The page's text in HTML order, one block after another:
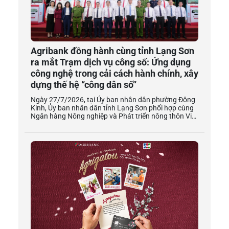
Agribank đồng hành cùng tỉnh Lạng Sơn
ra mắt Trạm dịch vụ công số: Ứng dụng
công nghệ trong cải cách hành chính, xây
dựng thế hệ “công dân số”
Ngày 27/7/2026, tại Ủy ban nhân dân phường Đông Kinh, Ủy ban nhân dân tỉnh Lạng Sơn phối hợp cùng Ngân hàng Nông nghiệp và Phát triển nông thôn Việt Nam (Agribank) tổ chức Lễ khai trương mô hình Trạm dịch vụ công số. Sự kiện đánh dấu một cột mốc quan trọng trong lộ trình hiện đại hóa hành chính công của tỉnh, đồng thời khẳng định vị thế tiên phong của Agribank trong việc đồng hành cùng Chính phủ và các địa phương thúc đẩy chuyển đổi số quốc gia, xây dựng chính phủ số, xã hội số và kinh tế số. Tham dự buổi lễ có đồng chí Đại tá Trần Hồng Phú - Phó Bí thư Đảng ủy, Phó Cục trưởng Cục Cảnh sát quản lý hành chính về trật tự xã hội (C06) - Bộ Công an; đồng chí Vi Thị Hoa - Phó Giám đốc Ngân hàng Nhà nước khu vực 5 - Ngân hàng Nhà nước Việt Nam. Về phía tỉnh Lạng Sơn có đồng chí Hoàng Quốc Khánh - Ủy viên Trung ương Đảng, Bí thư Tỉnh ủy; đồng chí Nguyễn Cảnh Toàn - Phó Bí thư Tỉnh ủy, Chủ tịch Ủy ban nhân dân tỉnh; đồng chí Dương Xuân Huyên - Ủy viên Ban thường vụ Tỉnh ủy, Phó Chủ tịch thường trực Hội đồng nhân dân tỉnh; đồng chí Nguyễn Quốc Khánh - Ủy viên Ban thường vụ Tỉnh ủy, Trưởng ban Tuyên giáo và Dân vận Tỉnh ủy; đồng chí Đoàn Thanh Sơn - Tỉnh ủy viên, Phó Chủ tịch Ủy ban nhân dân tỉnh; đồng chí Phùng Quang Hội - Ủy viên Ban thường vụ Tỉnh ủy, Bí thư Đảng ủy phường Đông Kinh; đồng chí Nguyễn Quang Huy - Tỉnh ủy viên, Giám đốc Sở Khoa học và Công nghệ; đồng chí Thượng tá Nguyễn Hữu Đức - Phó Giám đốc Công an tỉnh. Về phía Agribank có sự tham dự của đồng chí Tô Huy Vũ - Bí thư Đảng ủy, Chủ tịch Hội đồng thành viên; các đồng chí thành viên Hội đồng thành viên: Trần Văn Dũng, Nguyễn Minh Phương, Nguyễn Thị Thảo, Từ Thị Kim Thanh, Phạm Đức Tuấn; các đồng chí Phó Tổng Giám đốc; Thành viên Ban Kiểm soát; Lãnh đạo các Ban, Trung tâm, Đơn vị tại Trụ sở chính và lãnh đạo Agribank Chi nhánh Lạng Sơn. Tham dự sự kiện còn có các đồng chí thành viên Ban Chỉ đạo phát triển khoa học, công nghệ, đổi mới sáng tạo, chuyển đổi số và Đề án 06 tỉnh; các đồng chí Lãnh đạo các sở, ban, ngành tỉnh, Ngân hàng nhà nước chi nhánh khu vực 5, Đảng ủy, Ủy ban nhân dân các xã, phường và Trung tâm Phục vụ hành chính công cấp tỉnh, cấp xã; các đơn vị phối hợp triển khai; cùng hơn 150 đại biểu khách mời. Đồng chí Tô Huy Vũ - Bí thư Đảng ủy, Chủ tịch Hội đồng thành viên Agribank phát biểu tại buổi lễ Hiện thực hóa Đề án 06 của Chính phủ, đưa tiện ích số đến gần hơn với người dân vùng cao Trạm dịch vụ công số do Agribank tài trợ là giải pháp ứng dụng trí tuệ nhân tạo (AI) và công nghệ nhận dạng thông minh tiên tiến, giúp tự động hóa quy trình cấp bản sao số và thực hiện dịch vụ công trực tuyến. Việc tài trợ và đưa vào vận hành 10 Trạm dịch vụ công số tại Lạng Sơn thể hiện tinh thần quyết tâm của Agribank trong việc triển khai Đề án 06 của Chính phủ (Đề án phát triển ứng dụng dữ liệu về dân cư, định danh và xác thực điện tử phục vụ chuyển đổi số quốc gia). Trạm Dịch vụ công số đi vào vận hành giúp đơn giản hóa quy trình giải quyết thủ tục hành chính tại cơ sở. Với hệ thống trang thiết bị hiện đại, tích hợp công nghệ xác thực định danh điện tử qua căn cước công dân gắn chip và ứng dụng VNeID, người dân có thể tự nộp hồ sơ, tra cứu tiến độ xử lý thủ tục hành chính công ngay tại Trạm, hoàn toàn chủ động thực hiện các dịch vụ công trực tuyến, tra cứu thông tin và tiếp cận các dịch vụ ngân hàng số an toàn, thuận tiện, bảo mật, minh bạch. Mô hình không chỉ giúp tiết kiệm thời gian, chi phí đi lại cho bà con nhân dân mà còn đóng vai trò như một điểm kết nối, nâng cao kỹ năng số cho cộng đồng, từng bước hình thành thế hệ “công dân số” tại địa phương; đồng thời là cầu nối trực tiếp giúp chính quyền địa phương nâng cao chỉ số cải cách hành chính, tạo đà phát triển bền vững cho nền kinh tế số. Phát biểu tại buổi lễ, đồng chí Đại tá Trần Hồng Phú - Phó Bí thư Đảng ủy, Phó Cục trưởng Cục Cảnh sát Quản lý hành chính về trật tự xã hội - Bộ Công an đánh giá việc ra mắt Hệ thống Trạm dịch vụ công số ứng dụng dữ liệu dân cư, định danh và xác thực điện tử VNeID tại tỉnh Lạng Sơn có ý nghĩa đặc biệt quan trọng trong tiến trình chuyển đổi số phục vụ người dân và doanh nghiệp. Là mô hình tiêu biểu của Hệ sinh thái Kiosk đa tiện ích do Cục Cảnh sát quản lý hành chính về trật tự xã hội chủ trì phối hợp với các đơn vị liên quan triển khai thực hiện, Trạm dịch vụ công số không chỉ là giải pháp góp phần giảm tải cho đội ngũ cán bộ tại các Trung tâm Phục vụ hành chính công mà còn tạo điều kiện để người dân tiếp cận các dịch vụ công nhanh chóng, thuận tiện, minh bạch và hiện đại hơn. Đại tá Trần Hồng Phú khẳng định: Với vai trò là đơn vị quản lý, vận hành hệ thống dữ liệu dân cư, định danh và xác thực điện tử quốc gia, Cục Cảnh sát Quản lý hành chính về trật tự xã hội bảo đảm mọi giao dịch được thực hiện trên các mô hình Kiosk đều đáp ứng nguyên tắc: Đúng người - Đúng dữ liệu - Đúng quy trình - Đúng pháp luật. Đây là nền tảng cốt lõi để xây dựng niềm tin số, bảo đảm an ninh, an toàn thông tin và thúc đẩy phát triển các dịch vụ số phục vụ người dân. Đại tá Trần Hồng Phú - Phó Bí thư Đảng ủy, Phó Cục trưởng Cục Cảnh sát Quản lý hành chính về trật tự xã hội - Bộ Công an phát biểu tại buổi lễ “Lạng Sơn là địa phương đầu tiên tại khu vực miền núi phía Bắc triển khai đồng bộ 10 Trạm dịch vụ công số. Điều này thể hiện quyết tâm mạnh mẽ của tỉnh trong việc tiên phong ứng dụng công nghệ số vào cải cách hành chính, đồng thời khẳng định vai trò tiên phong của tỉnh Lạng Sơn trong xây dựng chính quyền số, đô thị thông minh và phát triển kinh tế số tại khu vực miền núi phía Bắc” - Đại tá Trần Hồng Phú nhấn mạnh. Bước đi chiến lược, phù hợp vị trí chiến lược quan trọng về kinh tế - xã hội tỉnh Lạng Sơn Lộ trình đưa Trạm dịch vụ công số đến với các vùng miền cả nước là minh chứng sinh động cho năng lực công nghệ và tinh thần phụng sự của Agribank. Trước khi cập bến Lạng Sơn, mô hình này đã khẳng định hiệu quả vượt trội với: 51 Trạm dịch vụ công số được đi vào vận hành ổn định tại 5 tỉnh/thành phố trọng điểm (Hà Nội, Thanh Hóa, Quảng Ninh, Ninh Bình, Đà Nẵng); hơn 60.000 lượt người dân đã tiếp cận, trải nghiệm và sử dụng thành thạo các dịch vụ công trực tuyến cũng như dịch vụ tài chính hiện đại. Kết quả này không chỉ chứng minh hiệu quả của mô hình, mà còn tiếp tục nâng cao hình ảnh, vị thế thương hiệu Agribank - Ngân hàng vì cộng đồng, quyết tâm, chủ động đem giải pháp công nghệ hiện đại phục vụ Nhân dân cả nước. Lạng Sơn là địa phương có vị trí chiến lược đặc biệt quan trọng trong không gian phát triển và an ninh quốc phòng của đất nước. Đây không chỉ là cửa ngõ quốc tế, cầu nối kinh tế huyết mạch kết nối giao thương giữa Việt Nam, các nước ASEAN với thị trường Trung Quốc rộng lớn; mà còn là điểm sáng thúc đẩy phát triển kinh tế cửa khẩu, du lịch và dịch vụ logistics phía Bắc. Đồng thời, đây cũng là tỉnh có truyền thống đổi mới mạnh mẽ, liên tục nhiều năm liền khẳng định vị thế vững chắc trong Top 10 bảng xếp hạng Chuyển đổi số (DTI) toàn quốc, thể hiện tinh thần chủ động, nhạy bén và tiên phong trong việc đón đầu các mô hình công nghệ mới. Việc Agribank tiếp tục đồng hành, tài trợ 10 Trạm dịch vụ công số tại tỉnh Lạng Sơn là bước đi đúng đắn - đúng lúc, đúng chỗ và trúng nhu cầu, phù hợp hoàn hảo với đặc thù kinh tế - xã hội của địa phương. Báo cáo kết quả công tác phối hợp triển khai Trạm dịch vụ công số, đồng chí Nguyễn Quang Huy - Tỉnh ủy viên, Giám đốc Sở Khoa học và Công nghệ tỉnh Lạng Sơn cho biết: Sau khi triển khai mô hình chính quyền địa phương hai cấp, với hệ thống mạng lưới gồm Trung tâm Phục vụ hành chính công tỉnh và 65 Trung tâm Phục vụ hành chính công cấp xã, phường, áp lực và nhu cầu giải quyết thủ tục hành chính trực tuyến, số hóa hồ sơ tại cơ sở là vô cùng lớn. Bình quân mỗi tháng cấp xã phát sinh khoảng 8.600 hồ sơ thủ tục hành chính, đi kèm nhu cầu thực tế của người dân mong muốn được tiếp cận, giải quyết thủ tục trên môi trường điện tử ngoài giờ hành chính một cách thuận tiện. Trước yêu cầu cấp thiết đó, bám sát chỉ đạo tại Kế hoạch số 265/KH-UBND ngày 06/7/2026 của Ủy ban nhân dân tỉnh, Sở Khoa học và Công nghệ đã phát huy vai trò đầu mối tham mưu, chủ trì phối hợp chặt chẽ với Văn phòng Ủy ban nhân dân tỉnh, Công an tỉnh, Agribank Chi nhánh Lạng Sơn, VNPT Lạng Sơn và Công ty Cổ phần Đầu tư và Kỹ thuật Công nghệ Phương Đông để khẩn trương triển khai đồng bộ các nhiệm vụ theo đúng lộ trình đề ra. 10 Kiosk thông minh phục vụ thí điểm đã hoàn tất công tác tập kết và cấu hình hệ thống. Sở Khoa học và công nghệ tỉnh Lạng Sơn đã đưa vào vận hành thử nghiệm 01 Trạm dịch vụ công số trực tiếp tại Trung tâm Phục vụ hành chính công phường Đông Kinh để phục vụ đại biểu, nhân dân trải nghiệm và tập huấn thực tế. Xác định an toàn thông tin là yếu tố cốt lõi, dưới sự phối hợp thẩm định và rà quét bảo mật chuyên sâu của Công an tỉnh, hệ thống đã hoàn tất quy trình kết nối Cơ sở dữ liệu quốc gia về dân cư và tích hợp định danh điện tử VNeID, bảo đảm an ninh mạng trước khi vận hành. Mô hình Trạm dịch vụ công số là sự kết hợp của 03 yếu tố tại một điểm phục vụ duy nhất: Hành chính - Pháp lý - Tài chính. Tại đây, nhiều quy trình được chuẩn hóa, nhiều thủ tục được rút ngắn từ 10 - 15 phút xuống còn 3 - 5 phút. Trong đó, người dân vừa có thể tiếp cận dịch vụ hành chính công hiện đại, xác thực thông tin, được cấp bản sao số tài liệu điện tử có giá trị pháp lý, tra cứu tình trạng hồ sơ; vừa sử dụng các dịch vụ tài chính - ngân hàng thiết yếu, thanh toán không dùng tiền mặt một cách thuận tiện, an toàn. Việc đưa vào vận hành 10 Trạm dịch vụ công số giúp hợp nhất dữ liệu dân cư, định danh số, thủ tục trực tuyến với hạ tầng thanh toán không tiền mặt. Hệ thống này sẽ phủ sóng toàn diện từ các địa bàn đô thị trung tâm như các phường: Đông Kinh, Kỳ Lừa, Tam Thanh, Lương Văn Tri, cho đến các xã như Lộc Bình, Thất Khê, Na Sầm, Bắc Sơn, Chi Lăng và Hữu Lũng. Tại buổi lễ, đồng chí Đoàn Thanh Sơn - Tỉnh ủy viên, Phó Chủ tịch Ủy ban nhân dân tỉnh Lạng Sơn đã bày tỏ lời cảm ơn trân trọng đối với Agribank cùng các cơ quan, đơn vị liên quan. Đồng chí khẳng định, kết quả hôm nay là sự phối hợp, đồng h